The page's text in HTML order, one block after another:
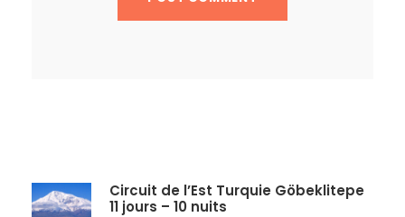
Circuit de l’Est Turquie Göbeklitepe
11 jours – 10 nuits